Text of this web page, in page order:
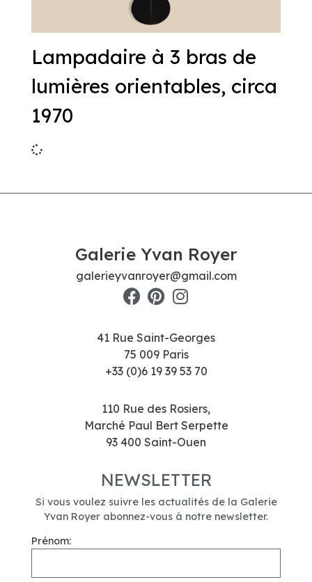
Lampadaire à 3 bras de
lumières orientables, circa
1970
Galerie Yvan Royer
galerieyvanroyer@gmail.com
41 Rue Saint-Georges
75 009 Paris
+33 (0)6 19 39 53 70
110 Rue des Rosiers,
Marché Paul Bert Serpette
93 400 Saint-Ouen
NEWSLETTER
Si vous voulez suivre les actualités de la Galerie
Yvan Royer abonnez-vous à notre newsletter.
Prénom: